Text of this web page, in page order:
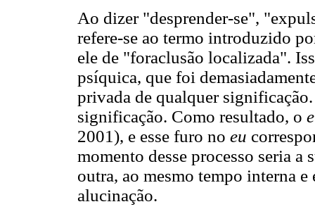
Ao dizer "desprender-se",
refere-se ao termo introduzido
ele de "foraclusão localizada".
psíquica, que foi
privada de qualquer
significação. Como resultado, o
2001), e esse furo no eu
momento desse processo seria
outra, ao mesmo tempo interna
alucinação.